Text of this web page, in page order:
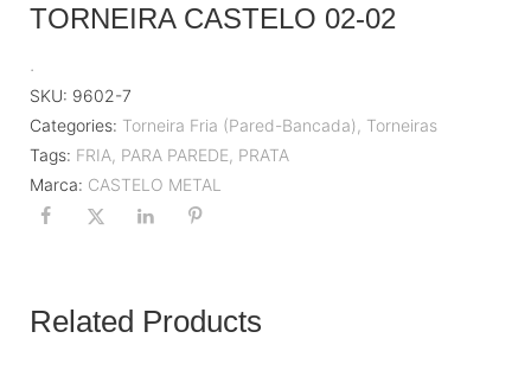
TORNEIRA CASTELO 02-02
.
SKU: 9602-7
Categories: Torneira Fria (Pared-Bancada), Torneiras
Tags: FRIA, PARA PAREDE, PRATA
Marca: CASTELO METAL
Related Products